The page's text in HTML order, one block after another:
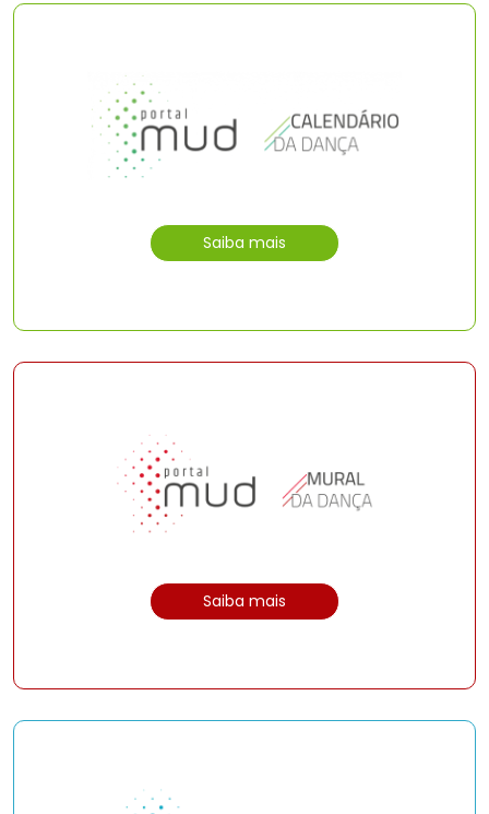
Saiba mais
Saiba mais